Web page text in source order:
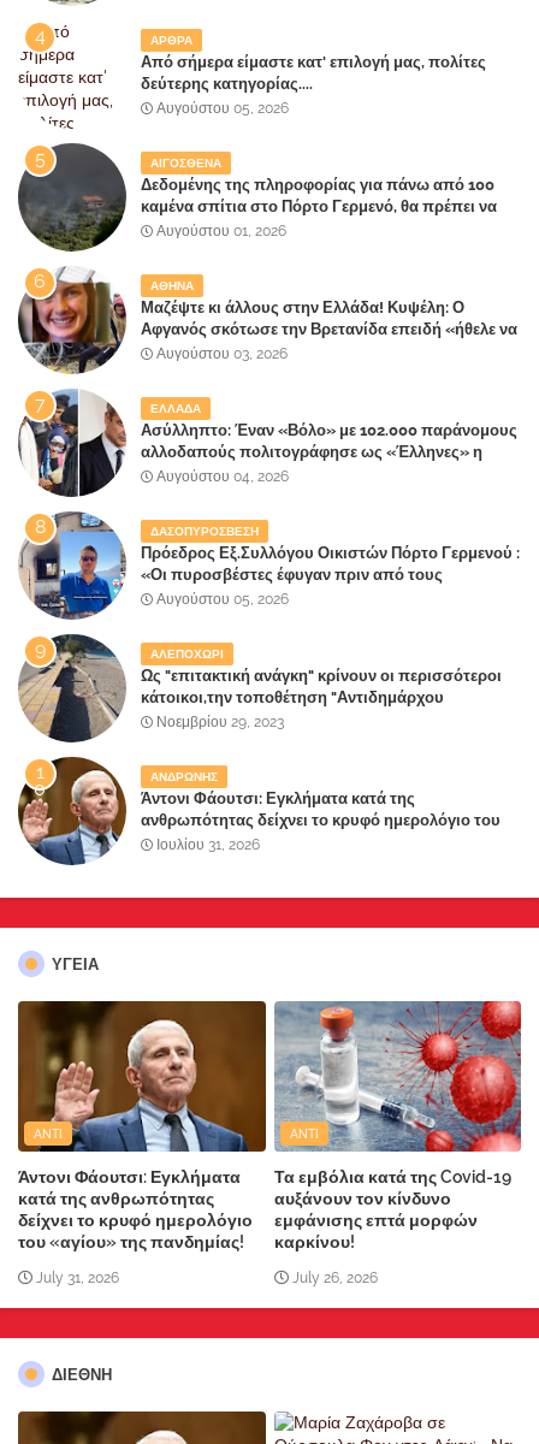
ΑΡΘΡΑ
Από σήμερα είμαστε κατ' επιλογή μας, πολίτες
δεύτερης κατηγορίας....
Αυγούστου 05, 2026
ΑΙΓΟΣΘΕΝΑ
Δεδομένης της πληροφορίας για πάνω από 100
καμένα σπίτια στο Πόρτο Γερμενό, θα πρέπει να
αναζητηθούν ευθύνες για την ολοσχερή
επίγειου παραδείσου της Αττικής
Αυγούστου 01, 2026
ΑΘΗΝΑ
Μαζέψτε κι άλλους στην Ελλάδα! Κυψέλη: Ο
Αφγανός σκότωσε την Βρετανίδα επειδή «ήθελε να
κάνει τη σύντροφό του χριστιανή»
Αυγούστου 03, 2026
ΕΛΛΑΔΑ
Ασύλληπτο: Έναν «Βόλο» με 102.000 παράνομους
αλλοδαπούς πολιτογράφησε ως «Έλληνες» η
κυβέρνηση!
Αυγούστου 04, 2026
ΔΑΣΟΠΥΡΟΣΒΕΣΗ
Πρόεδρος Εξ.Συλλόγου Οικιστών Πόρτο Γερμενού :
«Οι πυροσβέστες έφυγαν πριν από τους
κατοίκους»
Αυγούστου 05, 2026
ΑΛΕΠΟΧΩΡΙ
Ως "επιτακτική ανάγκη" κρίνουν οι περισσότεροι
κάτοικοι,την τοποθέτηση "Αντιδημάρχου
Παραλιακής Ζώνης" στο Δήμο Μάνδρας-Ειδυλλίας!
Νοεμβρίου 29, 2023
ΑΝΔΡΩΝΗΣ
Άντονι Φάουτσι: Εγκλήματα κατά της
ανθρωπότητας δείχνει το κρυφό ημερολόγιο του
«αγίου» της πανδημίας!
Ιουλίου 31, 2026
ΥΓΕΙΑ
ANTI
Άντονι Φάουτσι: Εγκλήματα
κατά της ανθρωπότητας
δείχνει το κρυφό ημερολόγιο
του «αγίου» της πανδημίας!
July 31, 2026
ANTI
Τα εμβόλια κατά της Covid-19
αυξάνουν τον κίνδυνο
εμφάνισης επτά μορφών
καρκίνου!
July 26, 2026
ΔΙΕΘΝΗ